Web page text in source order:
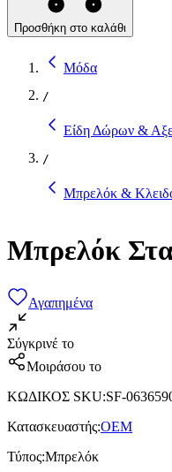
Προσθήκη στο καλάθι
Μόδα
/
Είδη Δώρων &
/
Μπρελόκ &
Μπρελόκ
Αγαπημένα
Σύγκρινέ το
Μοιράσου το
ΚΩΔΙΚΟΣ SKU:SF-
Κατασκευαστής:OEM
Τύπος:Μπρελόκ